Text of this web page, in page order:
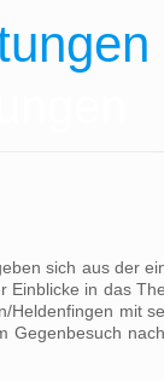
sich aus der
in das
mit
Gegenbesuch